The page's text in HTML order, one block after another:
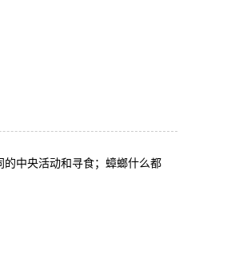
中央活动和寻食；蟑螂什么都